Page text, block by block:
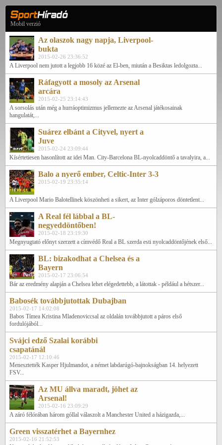
Mobil verzió
Az olaszok nagy napja, Liverpool-
bukta
2015-02-26 23:36:52
A Liverpool nem jutott a legjobb 16 közé az El-ben, miután a Besiktas ledolgozta...
Ráfagyott a mosoly az Arsenal
arcára
2015-02-25 23:14:43
A sorsolás után még a hurráoptimizmus jellemezte az Arsenal játékosainak
hangulatát,...
Suárez elbánt a Cityvel, nyert a
Juve
2015-02-24 23:09:44
Kísértetiesen hasonlított az idei Man. City-Barcelona BL-nyolcaddöntő a tavalyira, a...
Balo a nyerő ember, Celtic-Inter 3-3
2015-02-19 23:35:14
A Liverpool Mario Balotellinek köszönheti a sikert, az Inter gólzáporos döntetlent...
A Real fél lábbal a BL-
negyeddöntőben!
2015-02-18 23:19:30
Megnyugtató előnyt szerzett a címvédő Real a BL szerda esti nyolcaddöntőjének első...
BL: bizakodhat a Chelsea és a
Bayern
2015-02-17 23:06:54
Bár az eredmény alapján a Chelsea lehet elégedettebb, a látottak - például a hétszer...
Babosék továbbjutottak Dubajban
2015-02-17 14:02:08
Babos Tímea Kristina Mladenoviccsal az oldalán továbbjutott a páros első
fordulójából...
Svájci edző Szalai korábbi
csapatánál
2015-02-17 12:10:46
Menesztették Kasper Hjulmandot, a német labdarúgó-bajnokságban 14. helyezett
FSV...
Az MU állva maradt, jöhet az
Arsenal!
2015-02-16 23:09:29
A záró félórában három góllal válaszolt a Manchester United a házigazda,...
Green visszatérhet a Bayernhez
2015-02-16 21:52:53